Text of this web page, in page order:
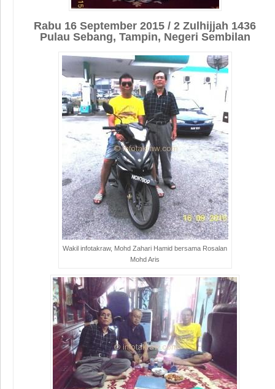
Rabu 16 September 2015 / 2 Zulhijjah 1436
Pulau Sebang, Tampin, Negeri Sembilan
Wakil infotakraw, Mohd Zahari Hamid bersama Rosalan
Mohd Aris